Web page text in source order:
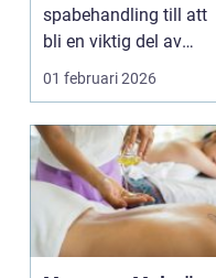
spabehandling till att
bli en viktig del av
många människors...
01 februari 2026